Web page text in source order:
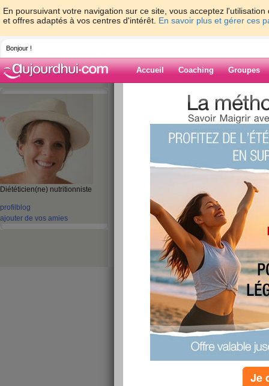
En poursuivant votre navigation sur ce site, vous acceptez
et offres adaptés à vos centres d'intérêt. En savoir plus et gérer ces
Bonjour !
Accueil Coaching Groupes
Diététicien(ne) nutritionniste
profil blog
ajouter de vos amies
>
Blog de
1 - 10 de 80 ‹ Préc. 1 3
Le smoothie, LA
santé des beaux
publié le 05/06/2015 à 12:55
Je